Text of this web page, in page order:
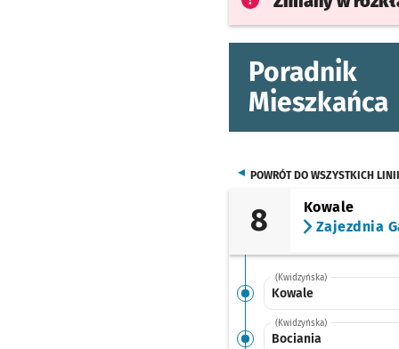
Poradnik
Mieszkańca
POWRÓT DO WSZYSTKICH LINII
8
Kowale
Zajezdnia
(Kwidzyńska)
Kowale
(Kwidzyńska)
Bociania